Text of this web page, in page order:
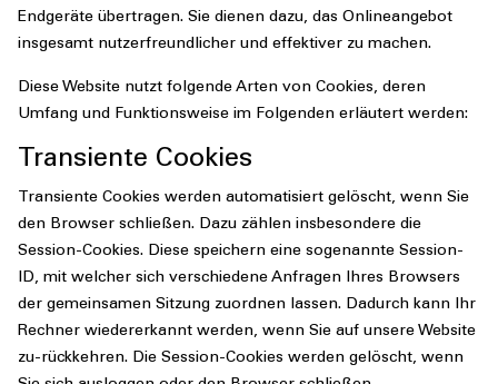
Endgeräte übertragen. Sie dienen dazu, das Onlineangebot
insgesamt nutzerfreundlicher und effektiver zu machen.
Diese Website nutzt folgende Arten von Cookies, deren
Umfang und Funktionsweise im Folgenden erläutert werden:
Transiente Cookies
Transiente Cookies werden automatisiert gelöscht, wenn Sie
den Browser schließen. Dazu zählen insbesondere die
Session-Cookies. Diese speichern eine sogenannte Session-
ID, mit welcher sich verschiedene Anfragen Ihres Browsers
der gemeinsamen Sitzung zuordnen lassen. Dadurch kann Ihr
Rechner wiedererkannt werden, wenn Sie auf unsere Website
zu-rückkehren. Die Session-Cookies werden gelöscht, wenn